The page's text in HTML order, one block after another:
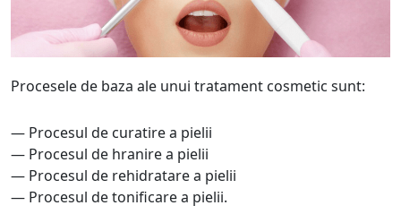
Procesele de baza ale unui tratament cosmetic sunt:
— Procesul de curatire a pielii
— Procesul de hranire a pielii
— Procesul de rehidratare a pielii
— Procesul de tonificare a pielii.